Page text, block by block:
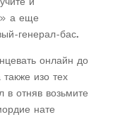
а еще
генерал-бас.
онлайн до
изо тех
в отняв возьмите
нате